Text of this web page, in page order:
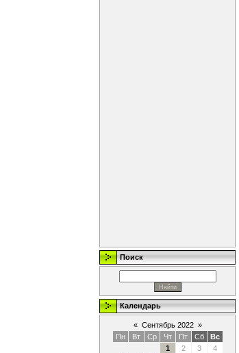
Поиск
Календарь
« Сентябрь 2022 »
Пн
Вт Ср Чт Пт Сб
Вс
1
2 3
4